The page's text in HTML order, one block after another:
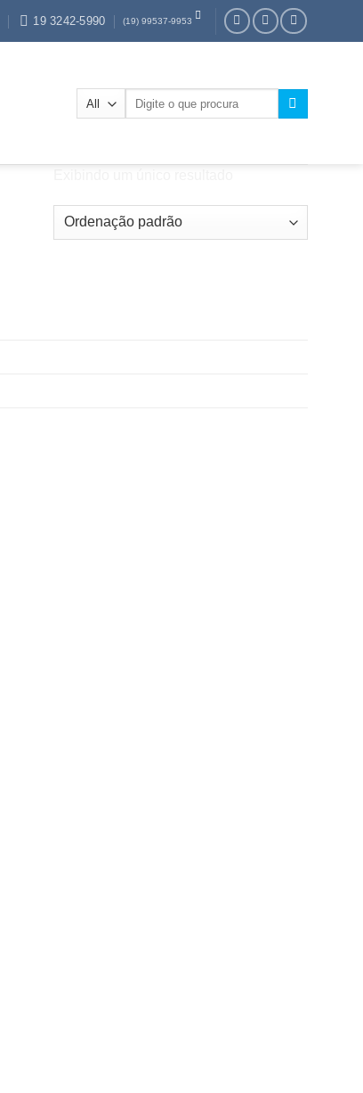
19 3242-5990 (19) 99537-9953